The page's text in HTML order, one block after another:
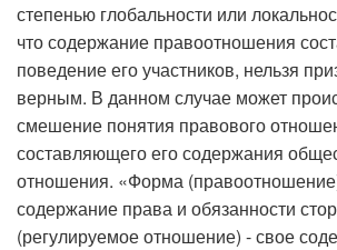
степенью глобальности или
что содержание правоотношения
поведение его уча­стников, нельзя
верным. В данном случае может
смешение понятия правового
составляющего его содержания
отношения. «Форма
содержание права и обязанности
(регулируемое отношение) - свое